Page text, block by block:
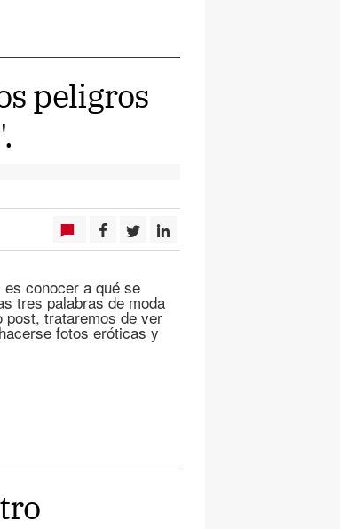
peligros
conocer a qué se
tres palabras de moda
post, trataremos de ver
fotos eróticas y